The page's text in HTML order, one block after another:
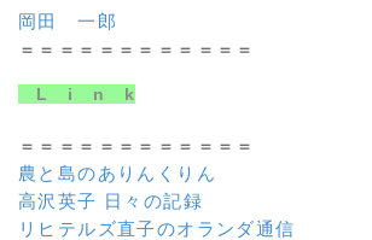
岡田 一郎
＝＝＝＝＝＝＝＝＝＝＝＝
L i n k
＝＝＝＝＝＝＝＝＝＝＝＝
農と島のありんくりん
高沢英子 日々の記録
リヒテルズ直子のオランダ通信